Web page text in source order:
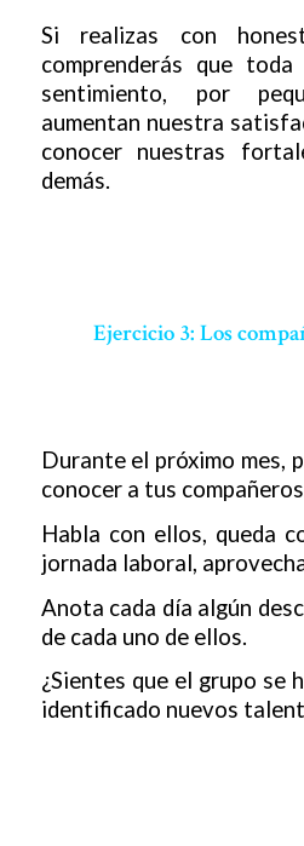
Si realizas con
comprenderás que
sentimiento, por
aumentan nuestra
conocer nuestras
demás.
Ejercicio 3: Los
Durante el próximo mes,
conocer a tus
Habla con ellos, queda
jornada laboral,
Anota cada día algún
de cada uno de ellos.
¿Sientes que el grupo se
identificado nuevos